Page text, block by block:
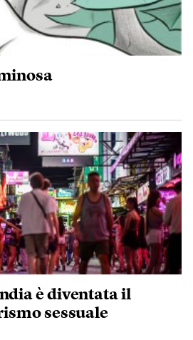
è diventata il
sessuale